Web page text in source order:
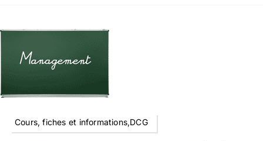
Cours, fiches et informations,DCG